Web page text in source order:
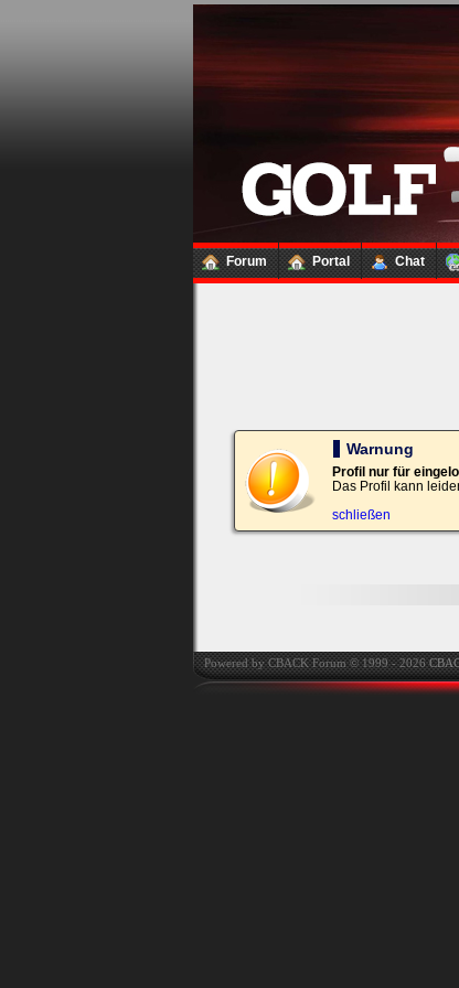
Forum Portal Chat
Trage
bitte
in
die
nachfolgenden
Felder
Deinen
und
Kennwort
ein,
um
Bei jedem
automatisch
Warnung
Profil nur für
Das Profil kann
schließen
Powered by CBACK Forum © 1999 - 2026